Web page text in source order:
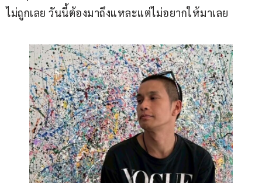
ไม่ถูกเลย วันนี้ต้องมาถึงแหละแต่ไม่อยากให้มาเลย